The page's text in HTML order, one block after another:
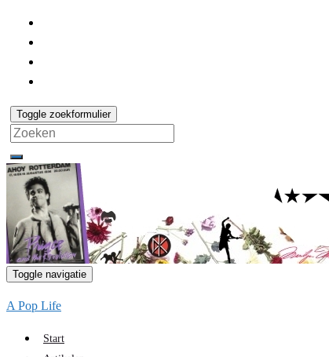
Toggle zoekformulier
Search
for:
Toggle navigatie
A Pop Life
Start